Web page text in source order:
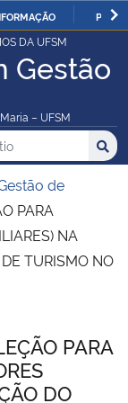
DA UFSM
Gestão
– UFSM
no Sítio
de
PARA
NA
TURISMO NO
PARA
DO